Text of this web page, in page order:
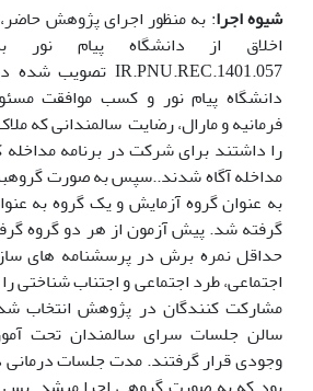
شیوه اجرا: به منظور اجرای پژوهش
اخلاق
از دانشگاه پیام نور
دانشگاه پیام نور و کسب موافقت
فرمانیه و مارال، رضایت سالمندانی که
را داشتند برای شرکت در برنامه
مداخله آگاه شدند..سپس به صورت
به عنوان گروه آزمایش و یک گروه به
گرفته شد. پیش آزمون از هر دو گروه
حداقل نمره برش در پرسشنامه های
اجتماعی، طرد اجتماعی و اجتناب شناختی
مشارکت کنندگان در پژوهش انتخاب
سالن جلسات سرای سالمندان تحت